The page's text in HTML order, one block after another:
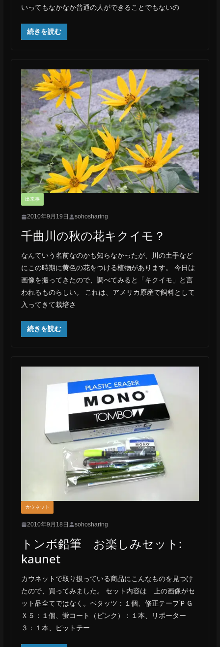
いってもなかなか普通の人ができることでもないの
続きを読む
出来事
2010年9月19日 sohosharing
千曲川の秋の花キクイモ？
なんていう名前なのかも知らなかったが、川の土手など
にこの時期に黄色の花をつける植物があります。 今日は
画像を撮ってきたので、調べてみると「キクイモ」と言
われるものらしい。 これは、アメリカ原産で飼料として
入ってきて栽培さ
続きを読む
カウネット
2010年9月18日 sohosharing
トンボ鉛筆 お楽しみセット:
kaunet
カウネットで取り扱っている商品にこんなものを見つけ
たので、買ってみました。 セット内容は 上の画像がセ
ット品全てではなく。ペタッツ：１個、修正テープＰＧ
Ｘ５：１個、蛍コート（ピンク）：１本、リポーター
３：１本、ピットテー